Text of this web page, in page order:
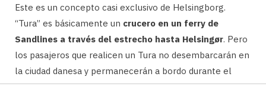
Este es un concepto casi exclusivo de Helsingborg.
“Tura” es básicamente un crucero en un ferry de
Sandlines a través del estrecho hasta Helsingør. Pero
los pasajeros que realicen un Tura no desembarcarán en
la ciudad danesa y permanecerán a bordo durante el
viaje de ida y vuelta.